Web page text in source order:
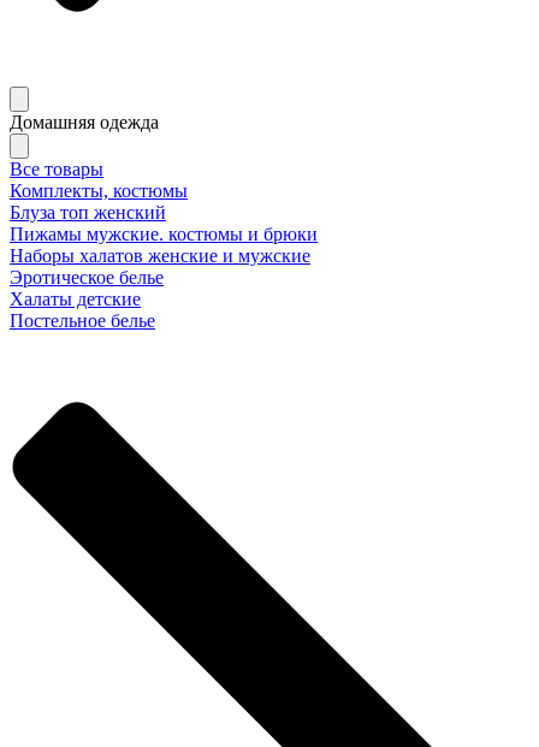
Домашняя одежда
Все товары
Комплекты, костюмы
Блуза топ женский
Пижамы мужские. костюмы и брюки
Наборы халатов женские и мужские
Эротическое белье
Халаты детские
Постельное белье